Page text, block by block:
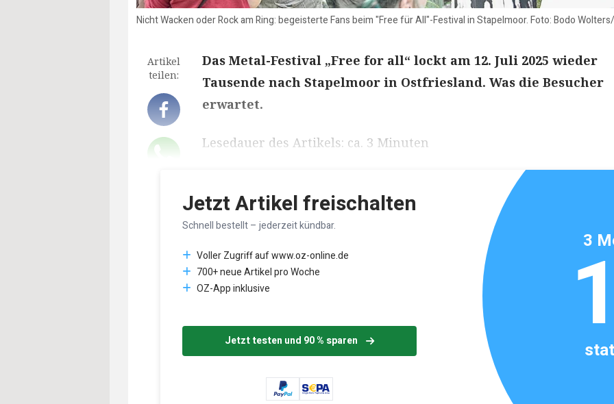
Nicht Wacken oder Rock am Ring: begeisterte Fans beim "Free für All"-Festival in Stapelmoor. Foto: Bodo
Artikel
teilen:
Das Metal-Festival „Free for all“ lockt am 12. Juli 2025 wieder
Tausende nach Stapelmoor in Ostfriesland. Was die Besucher
erwartet.
Lesedauer des Artikels: ca. 3 Minuten
Jetzt Artikel freischalten
Schnell bestellt – jederzeit kündbar.
Voller Zugriff auf www.oz-online.de
700+ neue Artikel pro Woche
OZ-App inklusive
Jetzt testen und 90 % sparen
3